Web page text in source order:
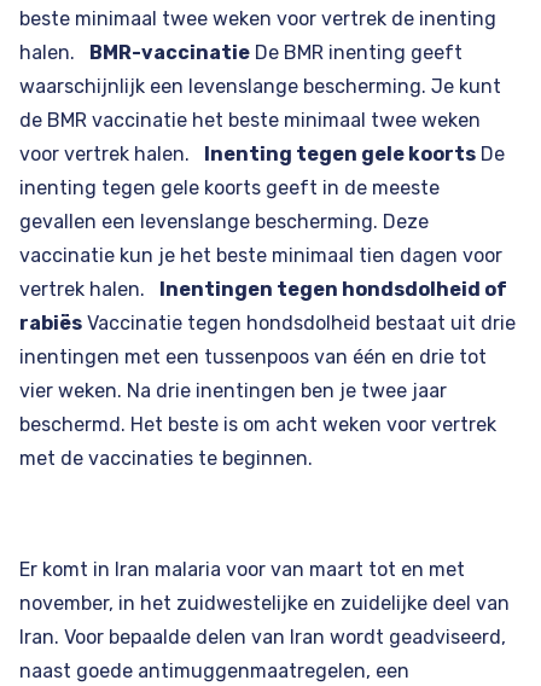
beste minimaal twee weken voor vertrek de inenting
halen. BMR-vaccinatie De BMR inenting geeft
waarschijnlijk een levenslange bescherming. Je kunt
de BMR vaccinatie het beste minimaal twee weken
voor vertrek halen. Inenting tegen gele koorts De
inenting tegen gele koorts geeft in de meeste
gevallen een levenslange bescherming. Deze
vaccinatie kun je het beste minimaal tien dagen voor
vertrek halen. Inentingen tegen hondsdolheid of
rabiës Vaccinatie tegen hondsdolheid bestaat uit drie
inentingen met een tussenpoos van één en drie tot
vier weken. Na drie inentingen ben je twee jaar
beschermd. Het beste is om acht weken voor vertrek
met de vaccinaties te beginnen.
Er komt in Iran malaria voor van maart tot en met
november, in het zuidwestelijke en zuidelijke deel van
Iran. Voor bepaalde delen van Iran wordt geadviseerd,
naast goede antimuggenmaatregelen, een